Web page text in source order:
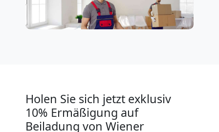
Holen Sie sich jetzt exklusiv
10% Ermäßigung auf
Beiladung von Wiener
Wiener
für
Senioren